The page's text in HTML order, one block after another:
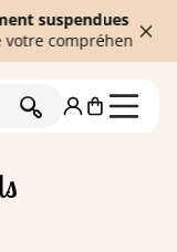
afin de garantir
☀️